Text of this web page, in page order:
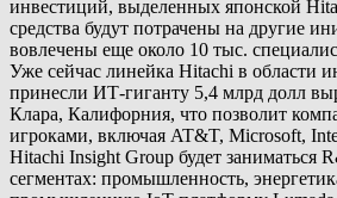
инвестиций, выделенных японской
средства будут потрачены на другие
вовлечены еще около 10 тыс.
Уже сейчас линейка Hitachi в области
принесли ИТ-гиганту 5,4 млрд долл
Клара, Калифорния, что позволит
игроками, включая AT&T, Microsoft,
Hitachi Insight Group будет
сегментах: промышленность,